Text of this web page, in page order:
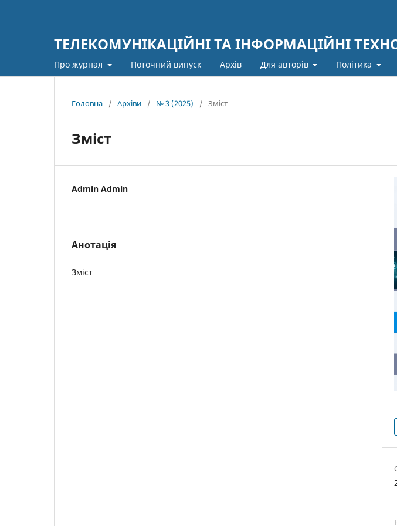
ТЕЛЕКОМУНІКАЦІЙНІ ТА ІНФОРМАЦІЙНІ
Про журнал Поточний випуск Архів Для авторів Політика
Головна / Архіви / № 3 (2025) / Зміст
Зміст
Admin Admin
Анотація
Зміст